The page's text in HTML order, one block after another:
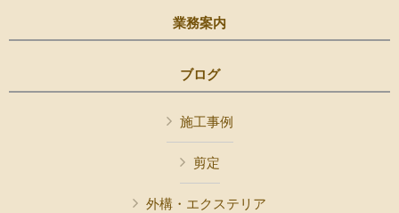
業務案内
ブログ
施工事例
剪定
外構・エクステリア